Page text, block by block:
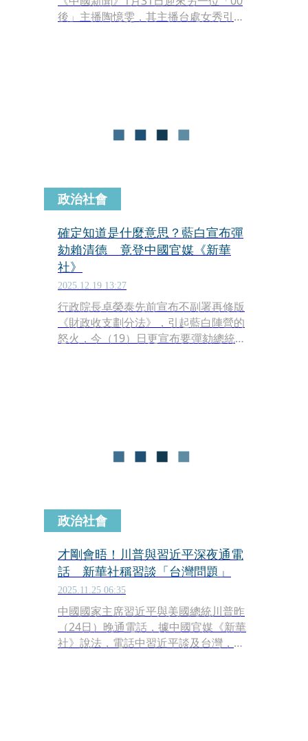
後」主播陶憶雯，其主播台處女秀引發
政治社會
確定知道是什麼意思？藍白宣布彈
劾賴清德 竟登中國官媒《新華
社》
2025.12.19 13:27
行政院長卓榮泰先前宣布不副署再修版
《財政收支劃分法》，引起藍白陣營的
怒火，今（19）日更宣布要彈劾總統賴
政治社會
才剛會晤！川普與習近平深夜通電
話 新華社稱習談「台灣問題」
2025.11.25 06:35
中國國家主席習近平與美國總統川普昨
（24日）晚通電話，據中國官媒《新華
社》說法，電話中習近平談及台灣，稱